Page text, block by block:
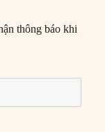
thông báo khi